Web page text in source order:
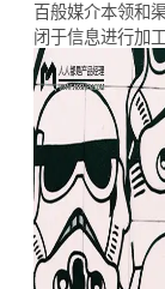
百般媒介本领和
闭于信息进行加